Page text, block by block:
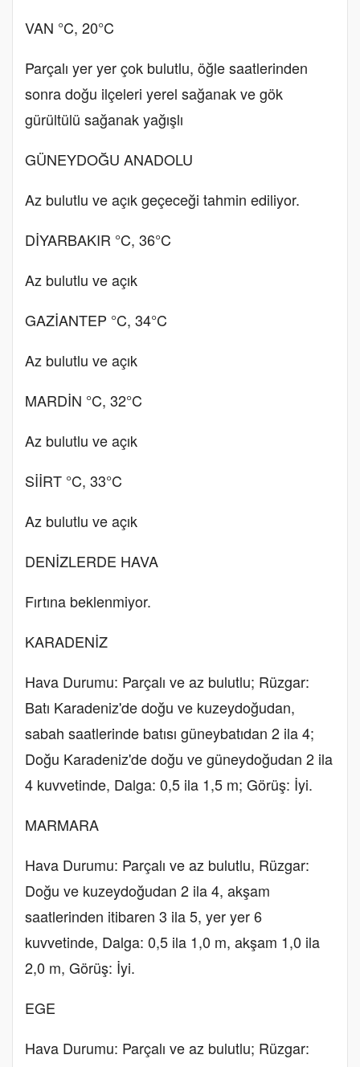
VAN °C, 20°C
Parçalı yer yer çok bulutlu, öğle saatlerinden
sonra doğu ilçeleri yerel sağanak ve gök
gürültülü sağanak yağışlı
GÜNEYDOĞU ANADOLU
Az bulutlu ve açık geçeceği tahmin ediliyor.
DİYARBAKIR °C, 36°C
Az bulutlu ve açık
GAZİANTEP °C, 34°C
Az bulutlu ve açık
MARDİN °C, 32°C
Az bulutlu ve açık
SİİRT °C, 33°C
Az bulutlu ve açık
DENİZLERDE HAVA
Fırtına beklenmiyor.
KARADENİZ
Hava Durumu: Parçalı ve az bulutlu; Rüzgar:
Batı Karadeniz'de doğu ve kuzeydoğudan,
sabah saatlerinde batısı güneybatıdan 2 ila 4;
Doğu Karadeniz'de doğu ve güneydoğudan 2 ila
4 kuvvetinde, Dalga: 0,5 ila 1,5 m; Görüş: İyi.
MARMARA
Hava Durumu: Parçalı ve az bulutlu, Rüzgar:
Doğu ve kuzeydoğudan 2 ila 4, akşam
saatlerinden itibaren 3 ila 5, yer yer 6
kuvvetinde, Dalga: 0,5 ila 1,0 m, akşam 1,0 ila
2,0 m, Görüş: İyi.
EGE
Hava Durumu: Parçalı ve az bulutlu; Rüzgar: